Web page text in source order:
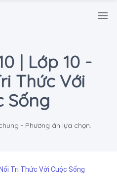
| Lớp 10 -
Thức Với
Sống
- Phương án lựa chọn.
Tri Thức Với Cuộc Sống